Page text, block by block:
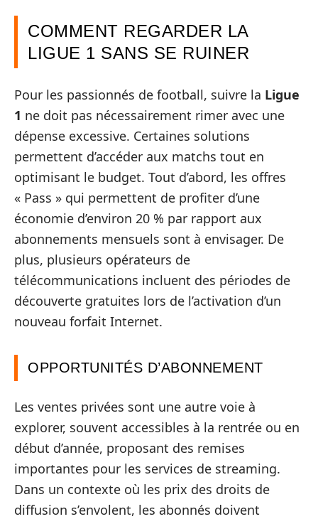
COMMENT REGARDER LA
LIGUE 1 SANS SE RUINER
Pour les passionnés de football, suivre la Ligue
1 ne doit pas nécessairement rimer avec une
dépense excessive. Certaines solutions
permettent d’accéder aux matchs tout en
optimisant le budget. Tout d’abord, les offres
« Pass » qui permettent de profiter d’une
économie d’environ 20 % par rapport aux
abonnements mensuels sont à envisager. De
plus, plusieurs opérateurs de
télécommunications incluent des périodes de
découverte gratuites lors de l’activation d’un
nouveau forfait Internet.
OPPORTUNITÉS D’ABONNEMENT
Les ventes privées sont une autre voie à
explorer, souvent accessibles à la rentrée ou en
début d’année, proposant des remises
importantes pour les services de streaming.
Dans un contexte où les prix des droits de
diffusion s’envolent, les abonnés doivent